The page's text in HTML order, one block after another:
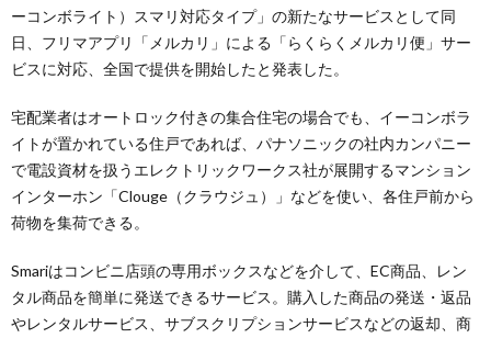
ーコンボライト）スマリ対応タイプ」の新たなサービスとして同
日、フリマアプリ「メルカリ」による「らくらくメルカリ便」サー
ビスに対応、全国で提供を開始したと発表した。
宅配業者はオートロック付きの集合住宅の場合でも、イーコンボラ
イトが置かれている住戸であれば、パナソニックの社内カンパニー
で電設資材を扱うエレクトリックワークス社が展開するマンション
インターホン「Clouge（クラウジュ）」などを使い、各住戸前から
荷物を集荷できる。
Smariはコンビニ店頭の専用ボックスなどを介して、EC商品、レン
タル商品を簡単に発送できるサービス。購入した商品の発送・返品
やレンタルサービス、サブスクリプションサービスなどの返却、商